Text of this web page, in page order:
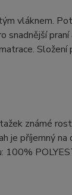
vláknem.
snadnější
Složení
známé
je příjemný
100%